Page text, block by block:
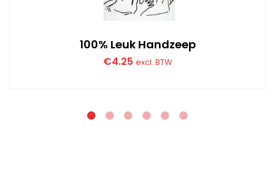
100% Leuk Handzeep
€4.25 excl. BTW